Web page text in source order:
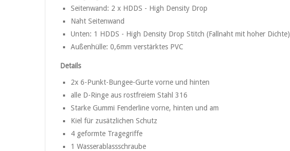
Seitenwand: 2 x HDDS - High Density Drop
Naht Seitenwand
Unten: 1 HDDS - High Density Drop Stitch (Fallnaht mit hoher Dichte)
Außenhülle: 0,6mm verstärktes PVC
Details
2x 6-Punkt-Bungee-Gurte vorne und hinten
alle D-Ringe aus rostfreiem Stahl 316
Starke Gummi Fenderline vorne, hinten und am
Kiel für zusätzlichen Schutz
4 geformte Tragegriffe
1 Wasserablassschraube